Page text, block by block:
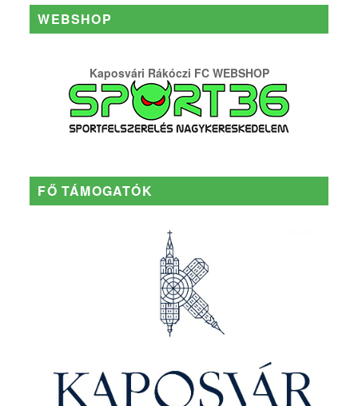
WEBSHOP
Kaposvári Rákóczi FC WEBSHOP
FŐ TÁMOGATÓK